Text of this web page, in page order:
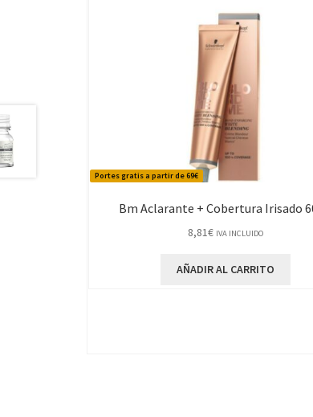
Portes gratis a partir de 69€
Bm Aclarante + Cobertura Irisado
8,81€ IVA INCLUIDO
AÑADIR AL CARRITO